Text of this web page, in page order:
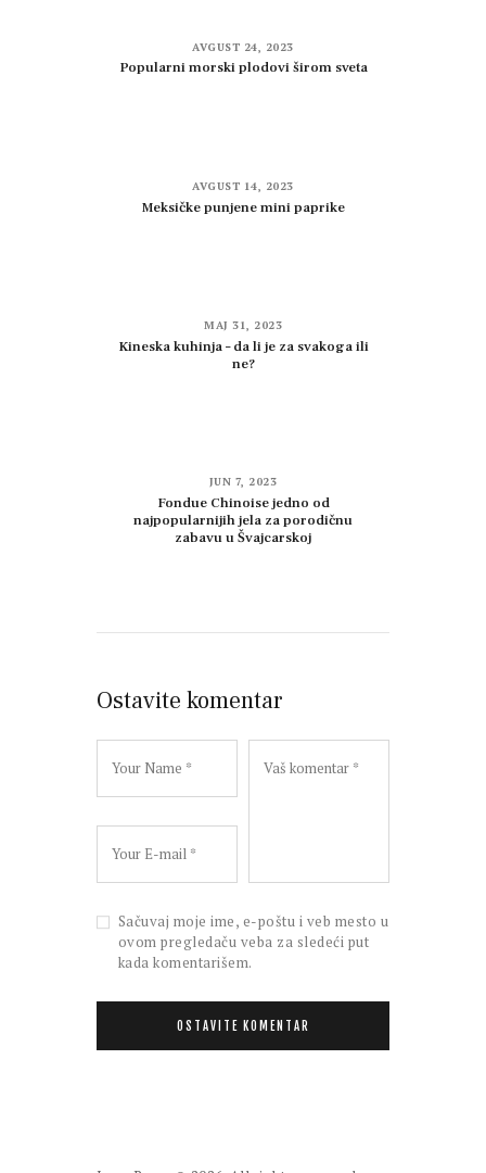
AVGUST 24, 2023
Popularni morski plodovi širom sveta
AVGUST 14, 2023
Meksičke punjene mini paprike
MAJ 31, 2023
Kineska kuhinja – da li je za svakoga ili
ne?
JUN 7, 2023
Fondue Chinoise jedno od
najpopularnijih jela za porodičnu
zabavu u Švajcarskoj
Ostavite komentar
Sačuvaj moje ime, e-poštu i veb mesto u
ovom pregledaču veba za sledeći put
kada komentarišem.